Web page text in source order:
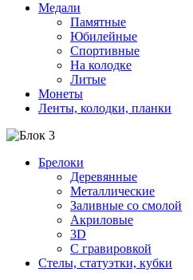
Медали
Памятные
Юбилейные
Спортивные
На колодке
Литые
Монеты
Ленты, колодки, планки
Брелоки
Деревянные
Металлические
Заливные со смолой
Акриловые
3D
C гравировкой
Стелы, статуэтки, кубки